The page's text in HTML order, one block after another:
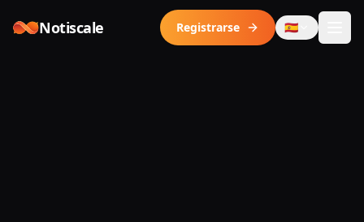
Notiscale Registrarse 🇪🇸